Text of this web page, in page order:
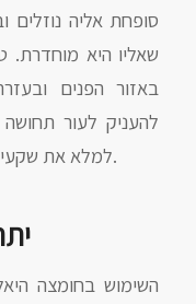
סופחת אליה
שאליו היא מוחדרת.
באזור הפנים
להעניק לעור
למלא את שקעי העיניים ולהדגיש את עצמות הלחיים.
השימוש בחומצה